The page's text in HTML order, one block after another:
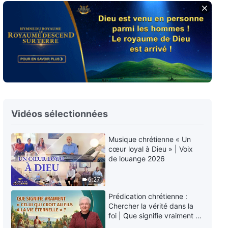
11:32
Paroles de Dieu quotidiennes :
Les trois étapes de l'œuvre |
Extrait 11
Paroles de Dieu quotidiennes :
Les trois étapes de l'œuvre |
6:56
Paroles de Dieu quotidiennes :
Extrait 13
6:55
Paroles de Dieu quotidiennes :
Les trois étapes de l'œuvre |
Extrait 14
Vidéos sélectionnées
6:27
Musique chrétienne « Un
cœur loyal à Dieu » | Voix
de louange 2026
Prédication chrétienne :
Chercher la vérité dans la
foi | Que signifie vraiment «